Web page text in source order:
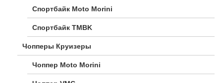
Спортбайк Moto Morini
Спортбайк TMBK
Чопперы Круизеры
Чоппер Moto Morini